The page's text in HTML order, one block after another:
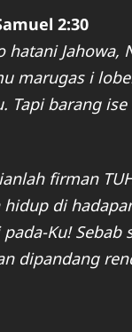
2:30
hatani
marugas i
Tapi barang
firman
di
Ku!
dipandang